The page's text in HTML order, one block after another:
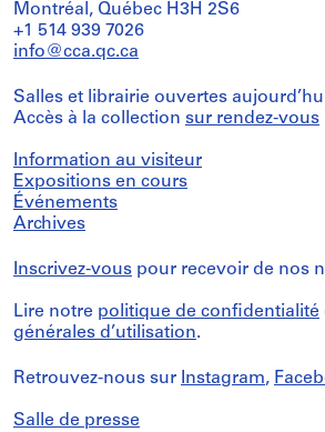
Montréal, Québec H3H 2S6
+1 514 939 7026
info@cca.qc.ca
Salles et librairie ouvertes
Accès à la collection sur rendez-vous
Information au visiteur
Expositions en cours
Événements
Archives
Inscrivez-vous pour recevoir de nos
Lire notre politique de confidentialité
générales d’utilisation.
Retrouvez-nous sur Instagram,
Salle de presse